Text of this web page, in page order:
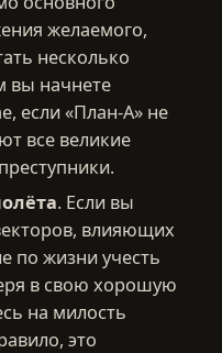
желаемого,
несколько
вы начнете
если «План-А» не
все великие
. Если вы
влияющих
по жизни учесть
в свою хорошую
на милость
это